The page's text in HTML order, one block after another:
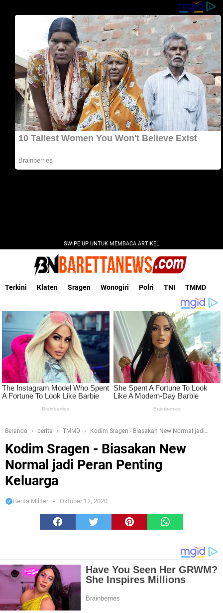
SWIPE UP UNTUK MEMBACA ARTIKEL
Terkini Klaten Sragen Wonogiri Polri TNI TMMD
Beranda berita TMMD
Kodim Sragen - Biasakan New Normal jadi
Kodim Sragen - Biasakan New
Normal jadi Peran Penting
Keluarga
Berita Militer Oktober 12, 2020